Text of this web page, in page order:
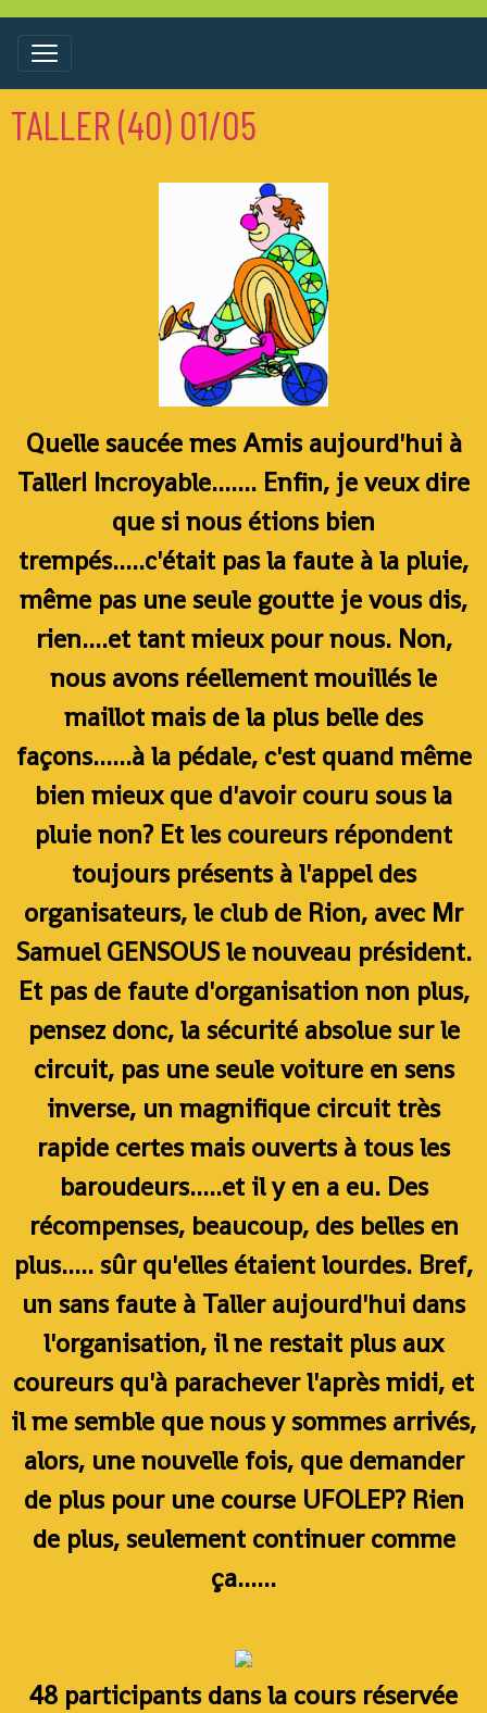
TALLER (40) 01/05
Quelle saucée mes Amis aujourd'hui à
Taller! Incroyable....... Enfin, je veux dire
que si nous étions bien
trempés.....c'était pas la faute à la pluie,
même pas une seule goutte je vous dis,
rien....et tant mieux pour nous. Non,
nous avons réellement mouillés le
maillot mais de la plus belle des
façons......à la pédale, c'est quand même
bien mieux que d'avoir couru sous la
pluie non? Et les coureurs répondent
toujours présents à l'appel des
organisateurs, le club de Rion, avec Mr
Samuel GENSOUS le nouveau président.
Et pas de faute d'organisation non plus,
pensez donc, la sécurité absolue sur le
circuit, pas une seule voiture en sens
inverse, un magnifique circuit très
rapide certes mais ouverts à tous les
baroudeurs.....et il y en a eu. Des
récompenses, beaucoup, des belles en
plus..... sûr qu'elles étaient lourdes. Bref,
un sans faute à Taller aujourd'hui dans
l'organisation, il ne restait plus aux
coureurs qu'à parachever l'après midi, et
il me semble que nous y sommes arrivés,
alors, une nouvelle fois, que demander
de plus pour une course UFOLEP? Rien
de plus, seulement continuer comme
ça......
48 participants dans la cours réservée